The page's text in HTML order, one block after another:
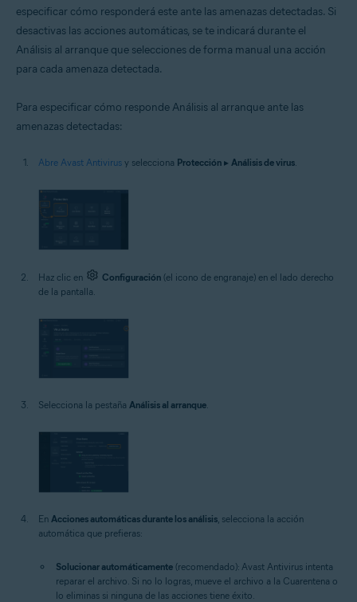
especificar cómo responderá este ante las amenazas detectadas. Si
desactivas las acciones automáticas, se te indicará durante el
Análisis al arranque que selecciones de forma manual una acción
para cada amenaza detectada.
Para especificar cómo responde Análisis al arranque ante las
amenazas detectadas:
Abre Avast Antivirus y selecciona Protección ▸ Análisis de virus.
Haz clic en Configuración (el icono de engranaje) en el lado derecho
de la pantalla.
Selecciona la pestaña Análisis al arranque.
En Acciones automáticas durante los análisis , selecciona la acción
automática que prefieras:
Solucionar automáticamente (recomendado): Avast Antivirus intenta
reparar el archivo. Si no lo logras, mueve el archivo a la Cuarentena o
lo eliminas si ninguna de las acciones tiene éxito.